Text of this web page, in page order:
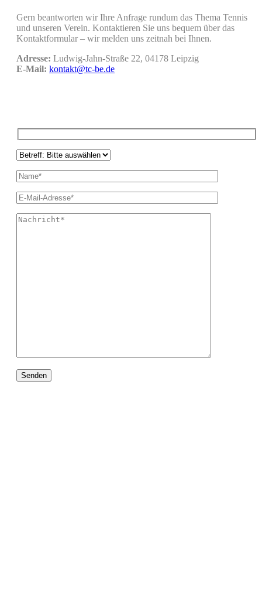
Gern beantworten wir Ihre Anfrage rundum das Thema Tennis
und unseren Verein. Kontaktieren Sie uns bequem über das
Kontaktformular – wir melden uns zeitnah bei Ihnen.
Adresse: Ludwig-Jahn-Straße 22, 04178 Leipzig
E-Mail: kontakt@tc-be.de